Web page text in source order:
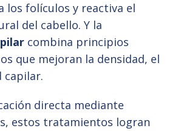
los folículos y reactiva el
del cabello. Y la
combina principios
que mejoran la densidad, el
capilar.
directa mediante
estos tratamientos logran